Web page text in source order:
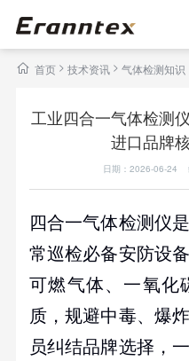
首页> 技术资讯 > 气体检测知识
工业四合一气体检测
进口品牌
日期：2026-06-24
四合一气体检测仪
常巡检必备安防设
可燃气体、一氧化
质，规避中毒、爆
员纠结品牌选择，